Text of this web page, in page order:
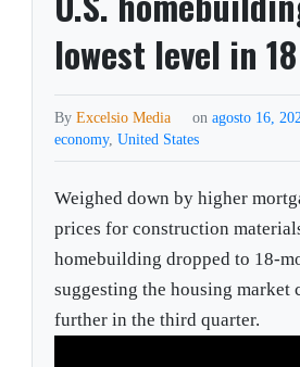
lowest level in
ByExcelsio Media on agosto 16,
economy,United States
Weighed down by higher
prices for construction
homebuilding dropped to 18-
suggesting the housing market
further in the third quarter.